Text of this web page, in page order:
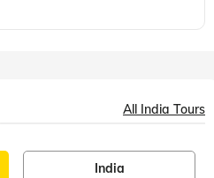
All India Tours
India